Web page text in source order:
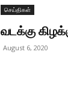
செய்திகள்
வடக்கு
August 6, 2020